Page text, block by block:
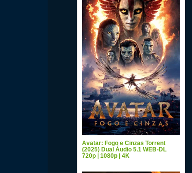
Avatar: Fogo e Cinzas Torrent
(2025) Dual Áudio 5.1 WEB-DL
720p | 1080p | 4K